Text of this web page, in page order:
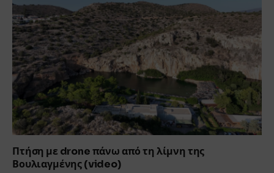
Πτήση με drone πάνω από τη λίμνη της
Βουλιαγμένης (video)